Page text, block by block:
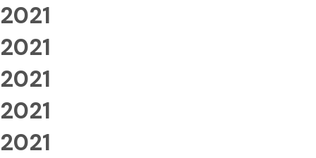
2021
2021
2021
2021
2021